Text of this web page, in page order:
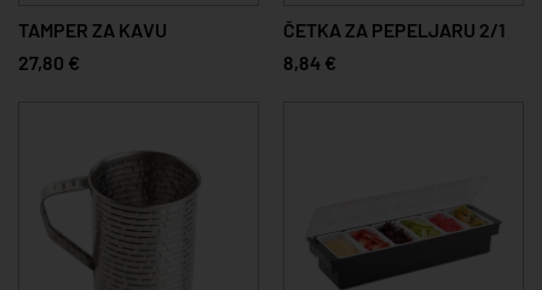
TAMPER ZA KAVU
27,80 €
ČETKA ZA PEPELJARU 2/1
8,84 €